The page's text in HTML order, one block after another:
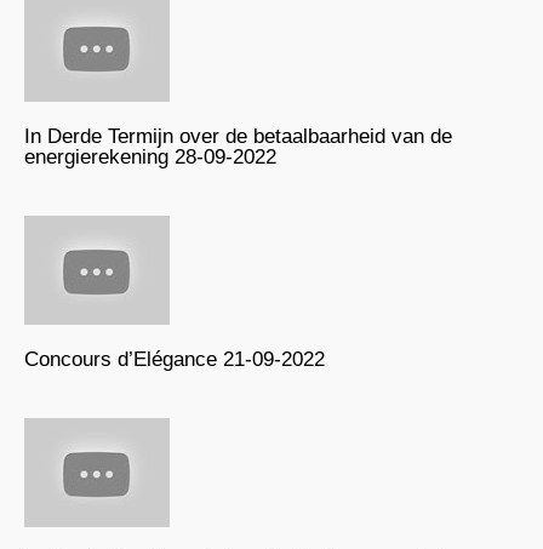
In Derde Termijn over de betaalbaarheid van de
energierekening 28-09-2022
Concours d’Elégance 21-09-2022